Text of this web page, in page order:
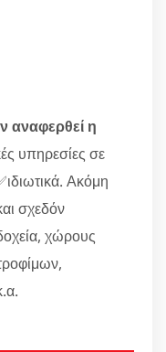
αναφερθεί η
υπηρεσίες σε
Ακόμη
σχεδόν
χώρους